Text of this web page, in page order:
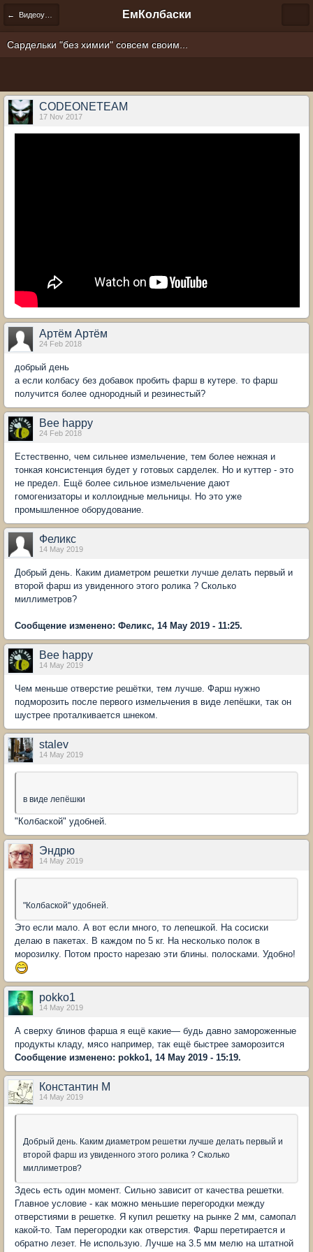
← Видеоуроки по изготовлению колбас дома ЕмКолбаски
Сардельки "без химии" совсем своим...
CODEONETEAM
17 Nov 2017
Артём Артём
24 Feb 2018
добрый день
а если колбасу без добавок пробить фарш в кутере. то фарш
получится более однородный и резинестый?
Bee happy
24 Feb 2018
Естественно, чем сильнее измельчение, тем более нежная и
тонкая консистенция будет у готовых сарделек. Но и куттер - это
не предел. Ещё более сильное измельчение дают
гомогенизаторы и коллоидные мельницы. Но это уже
промышленное оборудование.
Феликс
14 May 2019
Добрый день. Каким диаметром решетки лучше делать первый и
второй фарш из увиденного этого ролика ? Сколько
миллиметров?
Сообщение изменено: Феликс, 14 May 2019 - 11:25.
Bee happy
14 May 2019
Чем меньше отверстие решётки, тем лучше. Фарш нужно
подморозить после первого измельчения в виде лепёшки, так он
шустрее проталкивается шнеком.
stalev
14 May 2019
в виде лепёшки
"Колбаской" удобней.
Эндрю
14 May 2019
"Колбаской" удобней.
Это если мало. А вот если много, то лепешкой. На сосиски
делаю в пакетах. В каждом по 5 кг. На несколько полок в
морозилку. Потом просто нарезаю эти блины. полосками. Удобно!
pokko1
14 May 2019
А сверху блинов фарша я ещё какие— будь давно замороженные
продукты кладу, мясо например, так ещё быстрее заморозится
Сообщение изменено: pokko1, 14 May 2019 - 15:19.
Константин М
14 May 2019
Добрый день. Каким диаметром решетки лучше делать первый и
второй фарш из увиденного этого ролика ? Сколько
миллиметров?
Здесь есть один момент. Сильно зависит от качества решетки.
Главное условие - как можно меньшие перегородки между
отверстиями в решетке. Я купил решетку на рынке 2 мм, самопал
какой-то. Там перегородки как отверстия. Фарш перетирается и
обратно лезет. Не использую. Лучше на 3.5 мм мелю на штатной